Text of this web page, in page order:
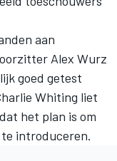
aan
Alex Wurz
goed getest
Whiting liet
het plan is om
te introduceren.